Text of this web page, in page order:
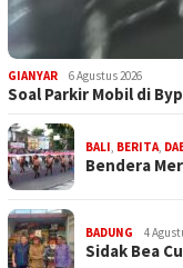
GIANYAR 6 Agustus 2026
Soal Parkir Mobil di
BALI, BERITA,
Bendera
BADUNG 4
Sidak Bea